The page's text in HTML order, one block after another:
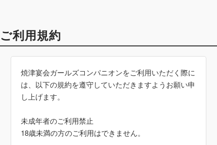
ご利用規約
焼津宴会ガールズコンパニオンをご利用いただく際に
は、以下の規約を遵守していただきますようお願い申
し上げます。
未成年者のご利用禁止
18歳未満の方のご利用はできません。